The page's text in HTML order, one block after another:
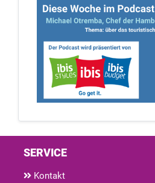
SERVICE
Kontakt